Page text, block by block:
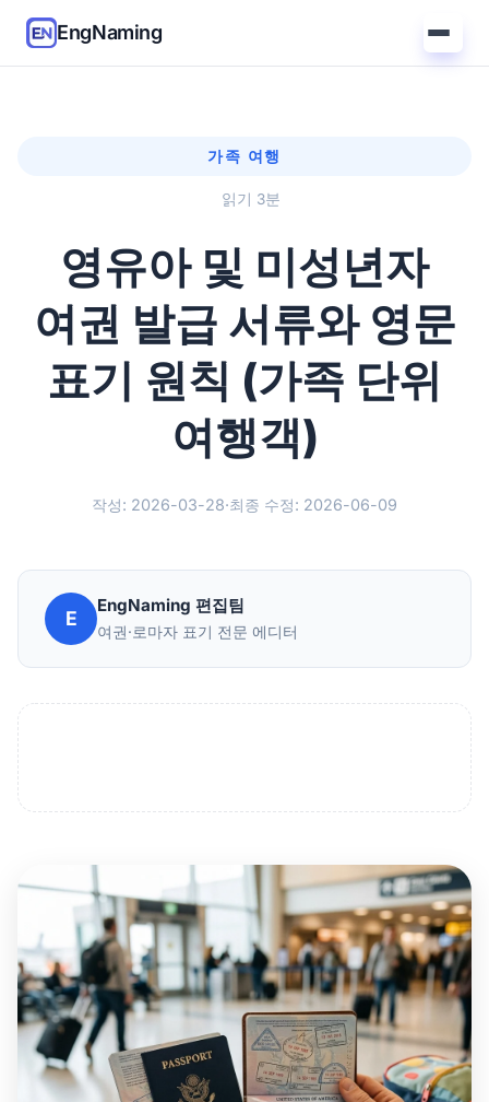
EngNaming
가족 여행
읽기 3분
영유아 및 미성년자
여권 발급 서류와 영문
표기 원칙 (가족 단위
여행객)
작성: 2026-03-28·최종 수정: 2026-06-09
E
EngNaming 편집팀
여권·로마자 표기 전문 에디터